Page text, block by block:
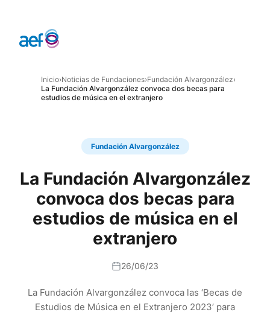
Inicio›Noticias de Fundaciones›Fundación Alvargonzález›
La Fundación Alvargonzález convoca dos becas para
estudios de música en el extranjero
Fundación Alvargonzález
La Fundación Alvargonzález
convoca dos becas para
estudios de música en el
extranjero
26/06/23
La Fundación Alvargonzález convoca las ‘Becas de
Estudios de Música en el Extranjero 2023’ para